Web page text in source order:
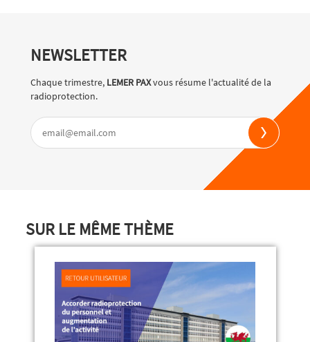
NEWSLETTER
Chaque trimestre, LEMER PAXvous résume l'actualité de la
radioprotection.
SUR LE MÊME THÈME